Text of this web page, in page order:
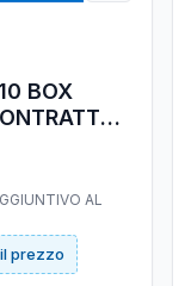
BOX
AL
prezzo